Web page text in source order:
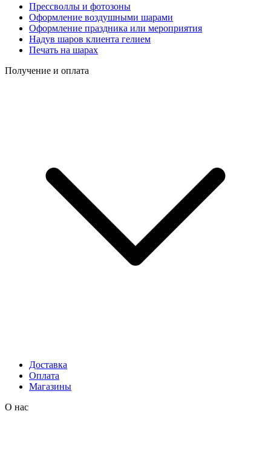
Прессволлы и фотозоны
Оформление воздушными шарами
Оформление праздника или мероприятия
Надув шаров клиента гелием
Печать на шарах
Получение и оплата
Доставка
Оплата
Магазины
О нас